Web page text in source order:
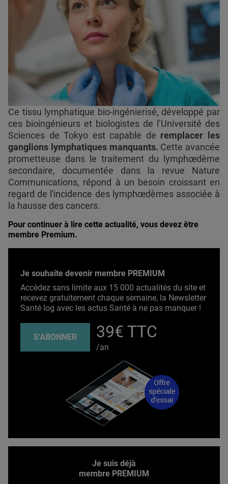
Ce tissu lymphatique bio-ingénierisé, développé par
ces bioingénieurs et biologistes de l’Université des
Sciences de Tokyo est capable de remplacer les
ganglions lymphatiques manquants. Cette avancée
prometteuse dans le traitement du lymphœdème
secondaire, documentée dans la revue Nature
Communications, répond à un besoin croissant en
regard de l'incidence des lymphœdèmes associée à
la hausse des cancers.
Pour continuer à lire cette actualité, vous devez être
membre Premium.
Je souhaite devenir membre PREMIUM
Accèdez sans limite aux 15 000 actualités du site et
recevez gratuitement chaque semaine, la Newsletter
Santé log avec les actus Santé à ne pas manquer !
S'ABONNER 39€ TTC
/an
Je suis déjà
membre PREMIUM